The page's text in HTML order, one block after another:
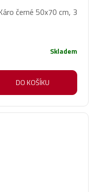
černé 50x70 cm, 3
Skladem
DO KOŠÍKU